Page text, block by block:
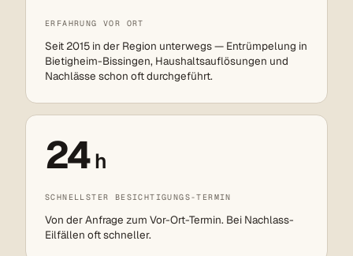
ERFAHRUNG VOR ORT
Seit 2015 in der Region unterwegs — Entrümpelung in
Bietigheim-Bissingen, Haushaltsauflösungen und
Nachlässe schon oft durchgeführt.
24h
SCHNELLSTER BESICHTIGUNGS-TERMIN
Von der Anfrage zum Vor-Ort-Termin. Bei Nachlass-
Eilfällen oft schneller.